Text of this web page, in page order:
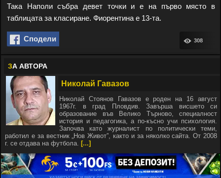
Така Наполи събра девет точки и е на първо място в
таблицата за класиране. Фиорентина е 13-та.
Сподели 308
ЗА АВТОРА
Николай Гавазов
Николай Стоянов Гавазов е роден на 16 август
1967г. в град Пловдив. Завърша висшето си
образование във Велико Търново, специалност
история и педагогика, а по-късно учи психология.
Започва като журналист по политически теми,
работил е за вестник „Нов Живот”, както и за няколко сайта. От 2008
г. се отдава на футбола. [...]